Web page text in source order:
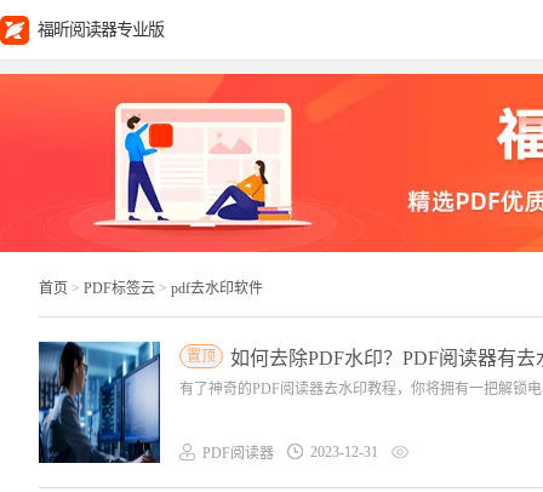
福昕阅读器专业版
首页 > PDF标签云 > pdf去水印软件
置顶 如何去除PDF水印？PDF阅读器有去
有了神奇的PDF阅读器去水印教程，你将拥有一把解锁
PDF阅读器 2023-12-31